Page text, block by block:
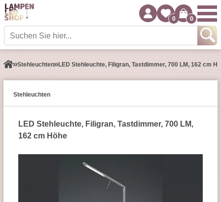
0 0
Stehleuchten LED Stehleuchte, Filigran, Tastdimmer, 700 LM, 162 cm
Stehleuchten
LED Stehleuchte, Filigran, Tastdimmer, 700 LM,
162 cm Höhe